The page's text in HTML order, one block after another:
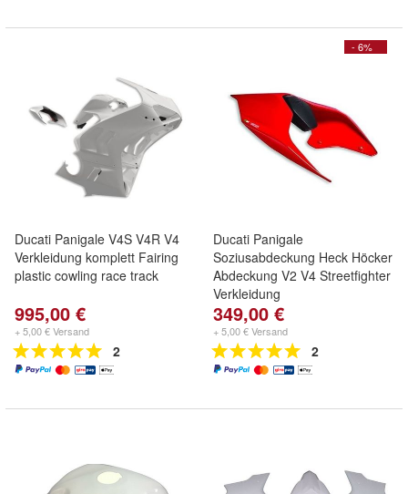
Ducati Panigale V4S V4R V4
Verkleidung komplett Fairing
plastic cowling race track
995,00 €
+ 5,00 € Versand
2
- 6%
Ducati Panigale
Soziusabdeckung Heck Höcker
Abdeckung V2 V4 Streetfighter
Verkleidung
349,00 €
+ 5,00 € Versand
2